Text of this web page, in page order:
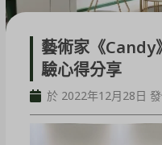
藝術家《
驗心得分享
於 2022年12月28日